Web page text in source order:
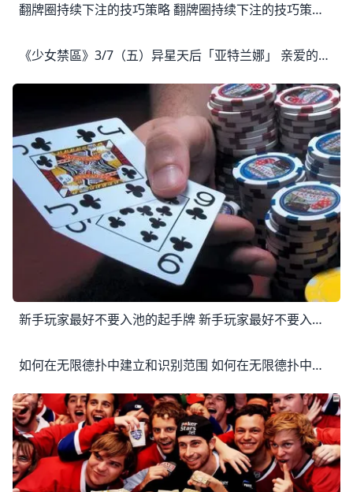
翻牌圈持续下注的技巧策略 翻牌圈持续下注的技巧策略 我给很多人当过教练，阅读过很多数据，当在处理翻牌圈上的持续下注时有些人会犯很严重的错误。在这里，我会分享一些关于持续
《少女禁區》3/7（五）异星天后「亚特兰娜」 亲爱的玩家您好： 暖暖春日，浪漫相约！全民福利暖春大回馈，这个春天，想给你最好的宠爱~ 【异星天后】 ▲限定返场-亚特兰娜 【限时任务】 异星天后降临
新手玩家最好不要入池的起手牌 新手玩家最好不要入池的起手牌 其实，每位老手在你开始打牌时都会对你说，先不要玩得太野，只玩那些好牌就行了。不过，不管是线上还是线下，一旦你玩了
如何在无限德扑中建立和识别范围 如何在无限德扑中建立和识别范围 合格的手牌分析是德州扑克中最基本的一个环节。这是你所有正确决策的基石，也是获得成功的基础。 今天我们就来看看如何